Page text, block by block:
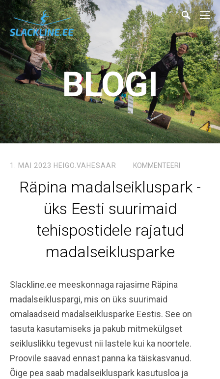
BLOGI
1. MAI 2023 HEIGO.VAHESAAR KOMMENTEERI
Räpina madalseikluspark -
üks Eesti suurimaid
tehispostidele rajatud
madalseiklusparke
Slackline.ee meeskonnaga rajasime Räpina
madalseikluspargi, mis on üks suurimaid
omalaadseid madalseiklusparke Eestis. See on
tasuta kasutamiseks ja pakub mitmekülgset
seikluslikku tegevust nii lastele kui ka noortele.
Proovile saavad ennast panna ka täiskasvanud.
Õige pea saab madalseikluspark kasutusloa ja